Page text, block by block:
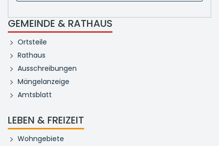
GEMEINDE & RATHAUS
Ortsteile
Rathaus
Ausschreibungen
Mängelanzeige
Amtsblatt
LEBEN & FREIZEIT
Wohngebiete